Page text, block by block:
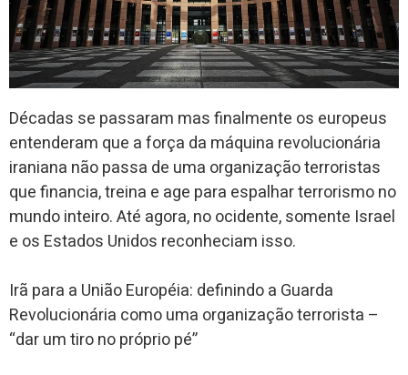
Décadas se passaram mas finalmente os europeus
entenderam que a força da máquina revolucionária
iraniana não passa de uma organização terroristas
que financia, treina e age para espalhar terrorismo no
mundo inteiro. Até agora, no ocidente, somente Israel
e os Estados Unidos reconheciam isso.
Irã para a União Européia: definindo a Guarda
Revolucionária como uma organização terrorista –
“dar um tiro no próprio pé”